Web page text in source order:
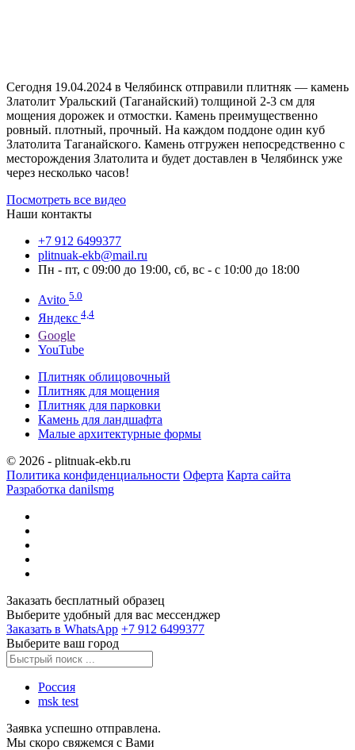
Сегодня 19.04.2024 в Челябинск отправили плитняк — камень
Златолит Уральский (Таганайский) толщиной 2-3 см для
мощения дорожек и отмостки. Камень преимущественно
ровный. плотный, прочный. На каждом поддоне один куб
Златолита Таганайского. Камень отгружен непосредственно с
месторождения Златолита и будет доставлен в Челябинск уже
через несколько часов!
Посмотреть все видео
Наши контакты
‪+7 912 6499377‬
plitnuak-ekb@mail.ru
Пн - пт, с 09:00 до 19:00, сб, вс - с 10:00 до 18:00
Avito 5.0
Яндекс 4,4
Google
YouTube
Плитняк облицовочный
Плитняк для мощения
Плитняк для парковки
Камень для ландшафта
Малые архитектурные формы
© 2026 - plitnuak-ekb.ru
Политика конфиденциальности Оферта Карта сайта
Разработка danilsmg
Заказать бесплатный образец
Выберите удобный для вас мессенджер
Заказать в WhatsApp ‪+7 912 6499377‬
Выберите ваш город
Россия
msk test
Заявка успешно отправлена.
Мы скоро свяжемся с Вами